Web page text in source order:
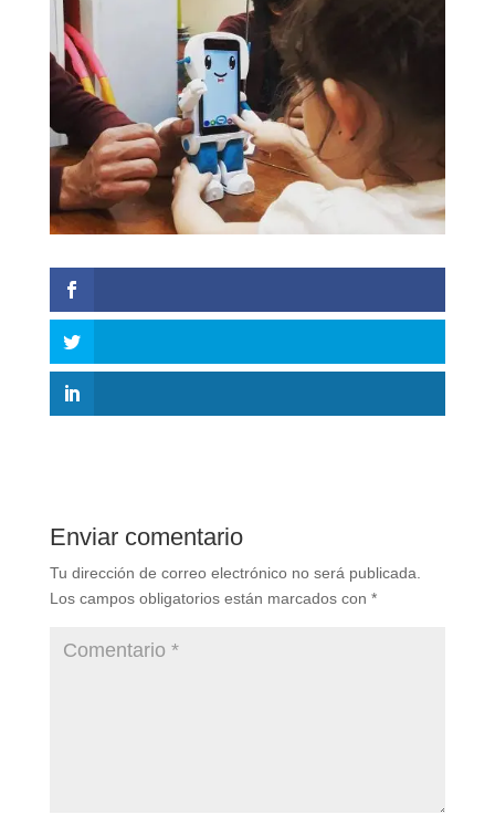
Enviar comentario
Tu dirección de correo electrónico no será publicada.
Los campos obligatorios están marcados con *